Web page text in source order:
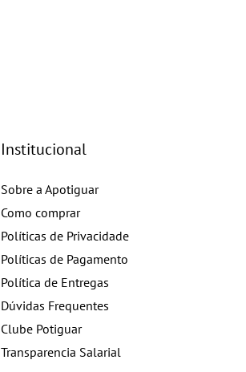
Institucional
Sobre a Apotiguar
Como comprar
Políticas de Privacidade
Políticas de Pagamento
Política de Entregas
Dúvidas Frequentes
Clube Potiguar
Transparencia Salarial